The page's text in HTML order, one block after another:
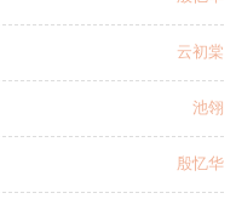
云初棠
池翎
殷忆华